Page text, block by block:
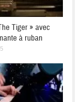
Tiger » avec
à ruban